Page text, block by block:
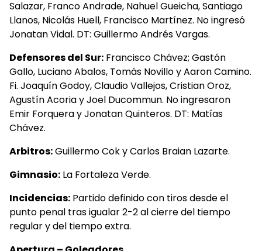
Salazar, Franco Andrade, Nahuel Gueicha, Santiago
Llanos, Nicolás Huell, Francisco Martínez. No ingresó
Jonatan Vidal. DT: Guillermo Andrés Vargas.
Defensores del Sur: Francisco Chávez; Gastón
Gallo, Luciano Abalos, Tomás Novillo y Aaron Camino.
Fi. Joaquín Godoy, Claudio Vallejos, Cristian Oroz,
Agustín Acoria y Joel Ducommun. No ingresaron
Emir Forquera y Jonatan Quinteros. DT: Matías
Chávez.
Arbitros:Guillermo Cok y Carlos Braian Lazarte.
Gimnasio: La Fortaleza Verde.
Incidencias: Partido definido con tiros desde el
punto penal tras igualar 2-2 al cierre del tiempo
regular y del tiempo extra.